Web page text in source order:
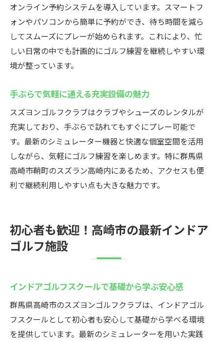
オンライン予約システムを導入しています。スマートフ
ォンやパソコンから簡単に予約ができ、待ち時間を減ら
してスムーズにプレーが始められます。これにより、忙
しい日常の中でも計画的にゴルフ練習を継続しやすい環
境が整っています。
手ぶらで気軽に通える充実設備の魅力
スズヨンゴルフクラブはクラブやシューズのレンタルが
充実しており、手ぶらで訪れてもすぐにプレー可能で
す。最新のシミュレーター機器と快適な個室空間を活用
しながら、気軽にゴルフ練習を楽しめます。特に群馬県
高崎市鞘町のスズラン高崎内にあるため、アクセスも便
利で継続利用しやすい点も大きな魅力です。
初心者も歓迎！高崎市の最新インドア
ゴルフ施設
インドアゴルフスクールで基礎から学ぶ安心感
群馬県高崎市のスズヨンゴルフクラブは、インドアゴル
フスクールとして初心者も安心して基礎から学べる環境
を提供しています。最新のシミュレーターを用いた実践